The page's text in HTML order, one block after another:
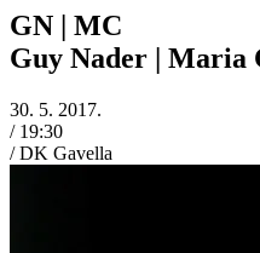
GN | MC
Guy Nader | Maria
30. 5. 2017.
/ 19:30
/DK Gavella